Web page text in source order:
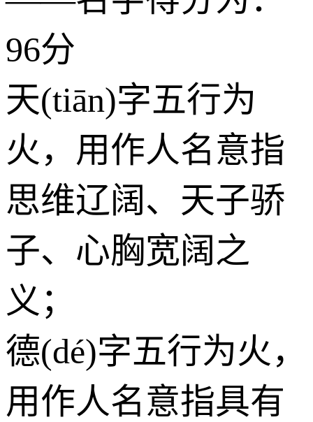
96分
天(tiān)字五行为
火 ，用作人名意指
思维辽阔、天子骄
子、心胸宽阔之
义；
德(dé)字五行为火 ，
用作人名意指具有